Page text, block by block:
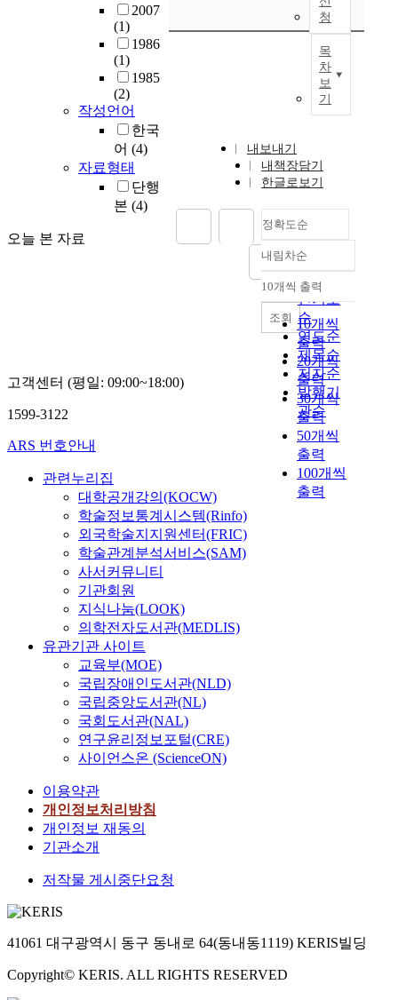
2007
(1)
1986
(1)
1985
(2)
작성언어
한국
어 (4)
자료형태
단행
본 (4)
오늘 본 자료
청
목
차
보
기
내보내기
내책장담기
한글로보기
정확도순
정확도
순
인기도
순
연도순
제목순
저자순
발행기
관순
내림차순
내림차순
10개씩 출력
10개씩
출력
20개씩
출력
30개씩
출력
50개씩
출력
100개씩
출력
조회
고객센터 (평일: 09:00~18:00)
1599-3122
ARS 번호안내
관련누리집
대학공개강의(KOCW)
학술정보통계시스템(Rinfo)
외국학술지지원센터(FRIC)
학술관계분석서비스(SAM)
사서커뮤니티
기관회원
지식나눔(LOOK)
의학전자도서관(MEDLIS)
유관기관 사이트
교육부(MOE)
국립장애인도서관(NLD)
국립중앙도서관(NL)
국회도서관(NAL)
연구윤리정보포털(CRE)
사이언스온 (ScienceON)
이용약관
개인정보처리방침
개인정보 재동의
기관소개
저작물 게시중단요청
41061 대구광역시 동구 동내로 64(동내동1119) KERIS빌딩
Copyright© KERIS. ALL RIGHTS RESERVED